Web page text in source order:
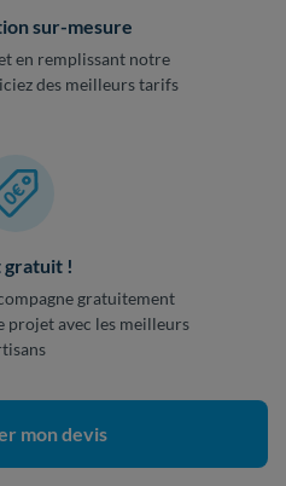
sur-mesure
en remplissant notre
des meilleurs tarifs
gratuit !
gratuitement
avec les meilleurs
mon devis